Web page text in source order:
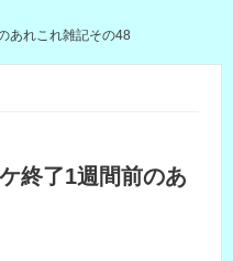
あれこれ雑記その48
終了1週間前のあ